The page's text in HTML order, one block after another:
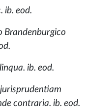
ib. eod.
Brandenburgico
ib. eod.
contraria. ib. eod.